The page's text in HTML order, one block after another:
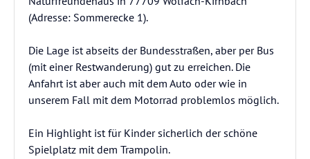
(Adresse: Sommerecke 1).
Die Lage ist abseits der Bundesstraßen, aber per Bus
(mit einer Restwanderung) gut zu erreichen. Die
Anfahrt ist aber auch mit dem Auto oder wie in
unserem Fall mit dem Motorrad problemlos möglich.
Ein Highlight ist für Kinder sicherlich der schöne
Spielplatz mit dem Trampolin.